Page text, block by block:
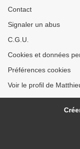
Contact
Signaler un abus
C.G.U.
Cookies et données
Préférences cookies
Voir le profil de